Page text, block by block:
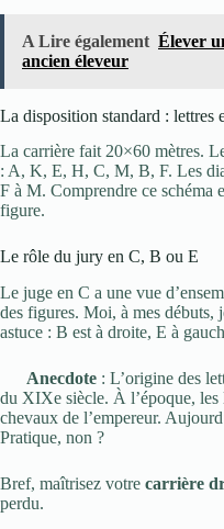
A Lire également Élever
ancien éleveur
La disposition standard : lettres
La carrière fait 20×60 mètres.
: A, K, E, H, C, M, B, F. Les
F à M. Comprendre ce schéma
figure.
Le rôle du jury en C, B ou E
Le juge en C a une vue
des figures. Moi, à mes
astuce : B est à droite, E à
Anecdote : L’origine des
du XIXe siècle. À l’époque, les
chevaux de l’empereur.
Pratique, non ?
Bref, maîtrisez votre carrière
perdu.